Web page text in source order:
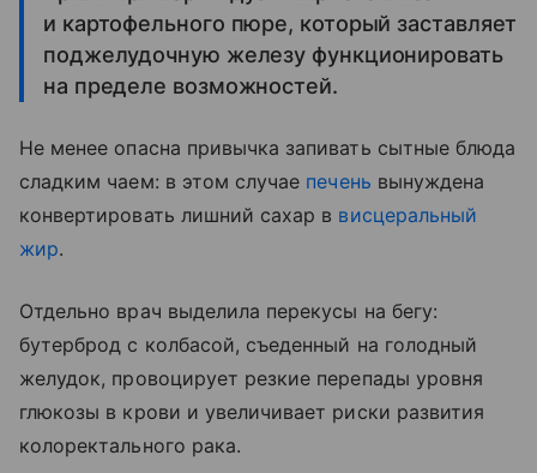
и картофельного пюре, который заставляет
поджелудочную железу функционировать
на пределе возможностей.
Не менее опасна привычка запивать сытные блюда
сладким чаем: в этом случае печень вынуждена
конвертировать лишний сахар в висцеральный
жир.
Отдельно врач выделила перекусы на бегу:
бутерброд с колбасой, съеденный на голодный
желудок, провоцирует резкие перепады уровня
глюкозы в крови и увеличивает риски развития
колоректального рака.